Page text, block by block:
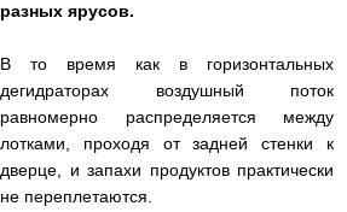
разных ярусов.
В то время как в горизонтальных
дегидраторах воздушный поток
равномерно распределяется между
лотками, проходя от задней стенки к
дверце, и запахи продуктов практически
не переплетаются.